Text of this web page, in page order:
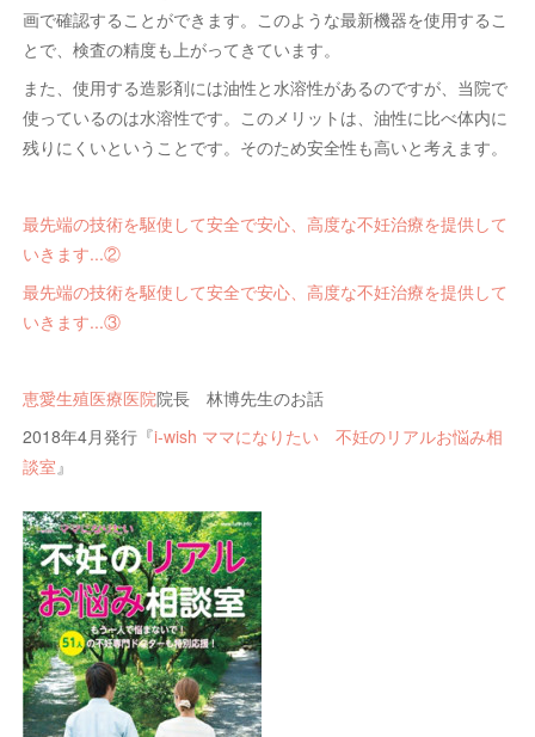
画で確認することができます。このような最新機器を使用するこ
とで、検査の精度も上がってきています。
また、使用する造影剤には油性と水溶性があるのですが、当院で
使っているのは水溶性です。このメリットは、油性に比べ体内に
残りにくいということです。そのため安全性も高いと考えます。
最先端の技術を駆使して安全で安心、高度な不妊治療を提供して
いきます...②
最先端の技術を駆使して安全で安心、高度な不妊治療を提供して
いきます...③
恵愛生殖医療医院院長 林博先生のお話
2018年4月発行『i-wish ママになりたい 不妊のリアルお悩み相
談室 』